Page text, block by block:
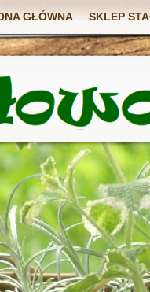
GŁÓWNA SKLEP